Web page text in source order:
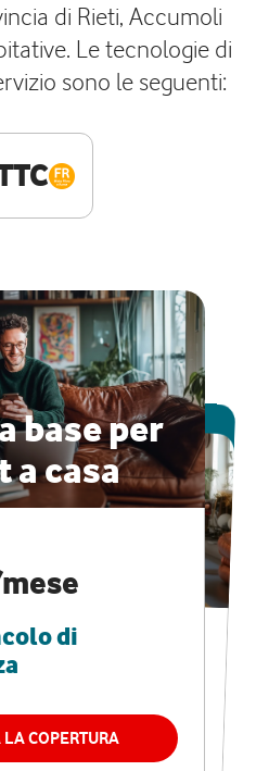
di Rieti, Accumoli
Le tecnologie di
sono le seguenti:
base per
a casa
di
LA COPERTURA
ONLINE
PRO
veloce e
speciali
+ VODAFONE CLUB